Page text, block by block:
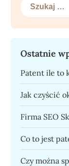
Ostatnie
Patent ile to
Jak czyścić
Firma SEO
Co to jest
Czy można